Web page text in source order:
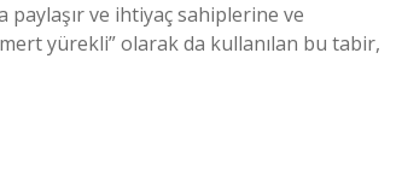
paylaşır ve ihtiyaç sahiplerine ve
yürekli” olarak da kullanılan bu tabir,